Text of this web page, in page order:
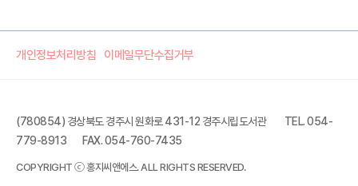
개인정보처리방침 이메일무단수집거부
(780854) 경상북도 경주시 원화로 431-12 경주시립도서관
TEL. 054-
779-8913
FAX. 054-760-7435
COPYRIGHT ⓒ 홍지씨앤에스. ALL RIGHTS RESERVED.